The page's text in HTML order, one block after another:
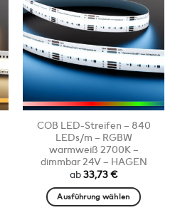
Varianten
auf.
Optionen
können
auf
der
Produktseite
gewählt
werden
COB LED-Streifen – 840
LEDs/m – RGBW
warmweiß 2700K –
dimmbar 24V – HAGEN
ab33,73€
Ausführung wählen